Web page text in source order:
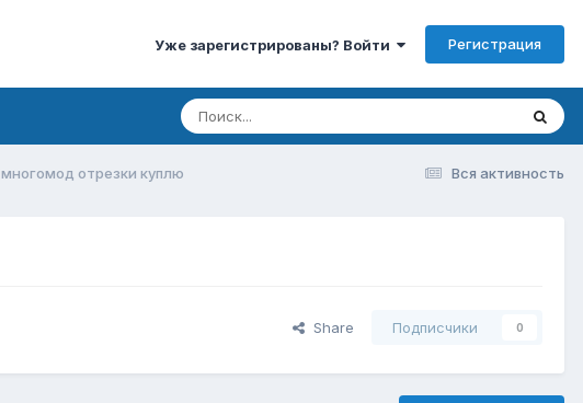
Уже зарегистрированы? Войти Регистрация
Вся активность
многомод отрезки куплю
Share Подписчики 0